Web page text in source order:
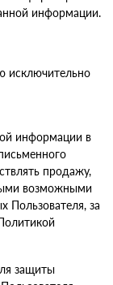
информации.
исключительно
информации в
продажу,
возможными
Пользователя, за
защиты